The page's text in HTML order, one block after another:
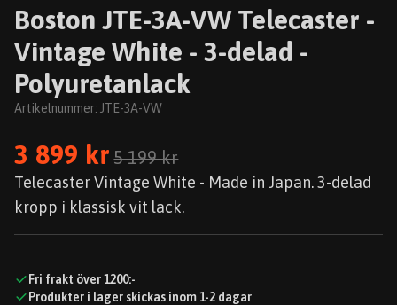
Boston JTE-3A-VW Telecaster -
Vintage White - 3-delad -
Polyuretanlack
Artikelnummer: JTE-3A-VW
3 899 kr 5 199 kr
Telecaster Vintage White - Made in Japan. 3-delad
kropp i klassisk vit lack.
Fri frakt över 1200:-
Produkter i lager skickas inom 1-2 dagar